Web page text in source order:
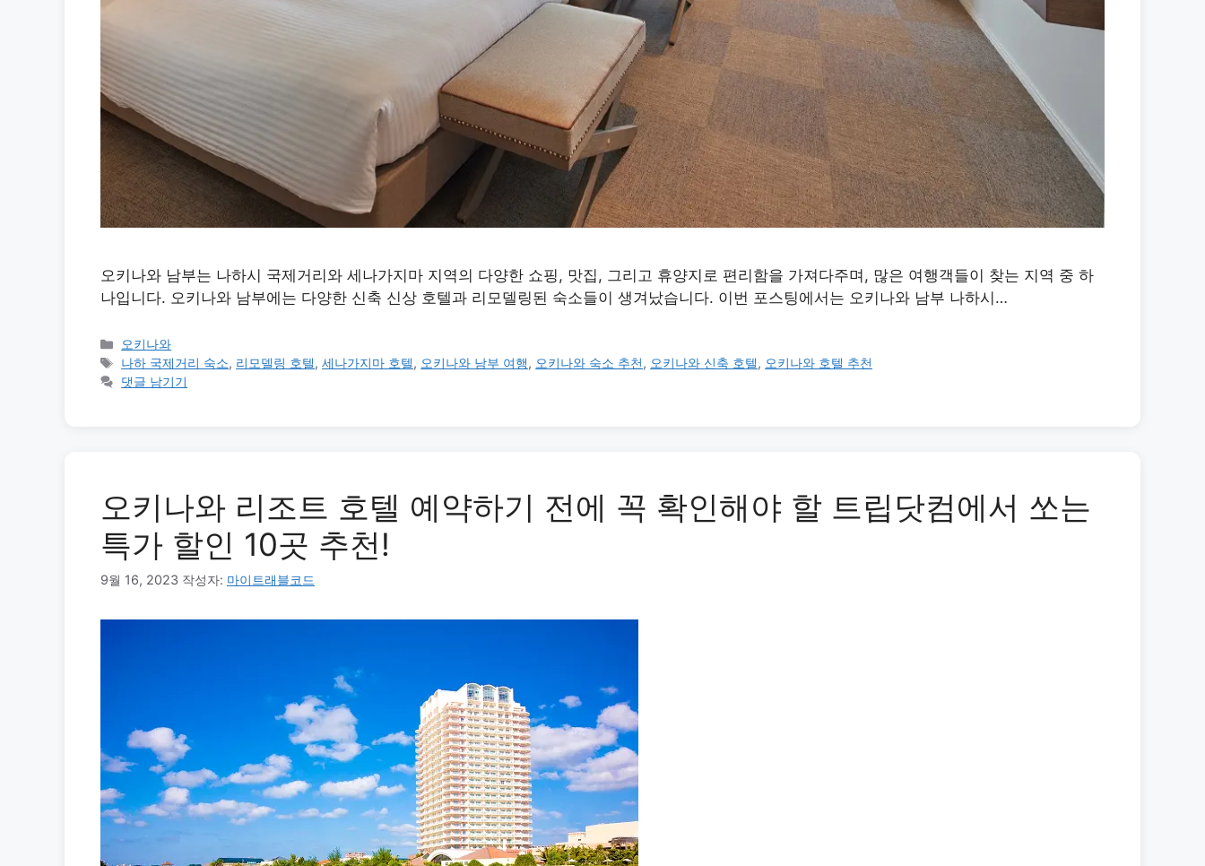
오키나와 남부는 나하시 국제거리와 세나가지마 지역의 다양한 쇼핑, 맛집, 그리고 휴양지로 편리함을 가져다주며, 많은 여행객들이 찾는 지역 중 하
나입니다. 오키나와 남부에는 다양한 신축 신상 호텔과 리모델링된 숙소들이 생겨났습니다. 이번 포스팅에서는 오키나와 남부 나하시…
카
테
고
오키나와
태
그
나하 국제거리 숙소, 리모델링 호텔,세나가지마 호텔, 오키나와 남부 여행, 오키나와 숙소 추천, 오키나와 신축 호텔, 오키나와 호텔 추천
댓글 남기기
오키나와 리조트 호텔 예약하기 전에 꼭 확인해야 할 트립닷컴에서 쏘는
특가 할인 10곳 추천!
9월 16, 2023 작성자: 마이트래블코드